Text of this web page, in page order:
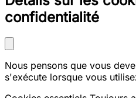
confidentialité
Nous pensons que vous
s'exécute lorsque vous